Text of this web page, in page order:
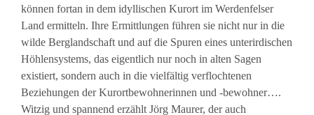
können fortan in dem idyllischen Kurort im Werdenfelser
Land ermitteln. Ihre Ermittlungen führen sie nicht nur in die
wilde Berglandschaft und auf die Spuren eines unterirdischen
Höhlensystems, das eigentlich nur noch in alten Sagen
existiert, sondern auch in die vielfältig verflochtenen
Beziehungen der Kurortbewohnerinnen und -bewohner….
Witzig und spannend erzählt Jörg Maurer, der auch